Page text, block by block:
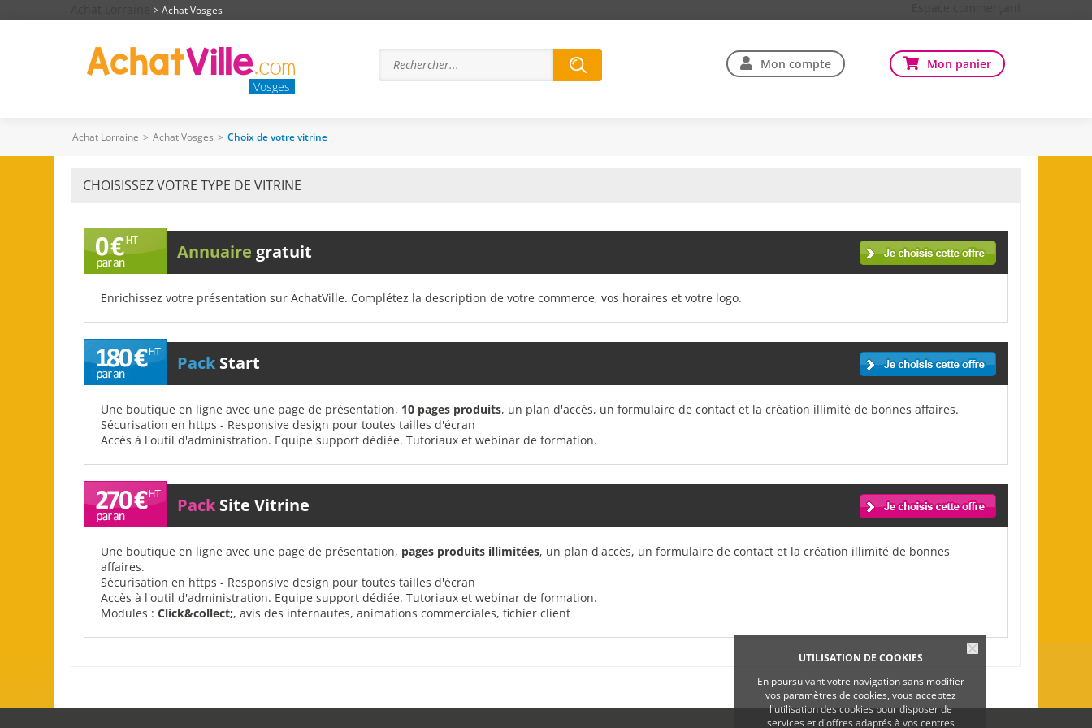
UTILISATION DE COOKIES
En poursuivant votre navigation sans modifier
vos paramètres de cookies, vous acceptez
l'utilisation des cookies pour disposer de
services et d'offres adaptés à vos centres
Achat Vosges
Vosges
Mon compte Mon panier
Achat Lorraine > Achat Vosges > Choix de votre vitrine
CHOISISSEZ VOTRE TYPE DE VITRINE
Annuaire gratuit
Enrichissez votre présentation sur AchatVille. Complétez la description de votre commerce, vos horaires et votre logo.
Pack Start
Une boutique en ligne avec une page de présentation, 10 pages produits, un plan d'accès, un formulaire de contact et la création illimité de bonnes affaires.
Sécurisation en https - Responsive design pour toutes tailles d'écran
Accès à l'outil d'administration. Equipe support dédiée. Tutoriaux et webinar de formation.
Pack Site Vitrine
Une boutique en ligne avec une page de présentation, pages produits illimitées, un plan d'accès, un formulaire de contact et la création illimité de bonnes
affaires.
Sécurisation en https - Responsive design pour toutes tailles d'écran
Accès à l'outil d'administration. Equipe support dédiée. Tutoriaux et webinar de formation.
Modules : Click&collect;, avis des internautes, animations commerciales, fichier client